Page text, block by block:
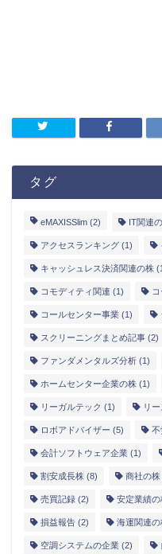
タグ
eMAXISSlim (2) IT関連
アクセスランキング (1)
キャッシュレス決済関連の株
コモディティ関連 (1)
コールセンター事業 (1)
スクリーニングまとめ記事 (2)
ファンダメンタルズ分析 (1)
ホームセンター企業の株 (1)
リーガルテック (1) リ
ロボアドバイザー (5) 不
会計ソフトウェア企業 (1)
割安成長株 (8) 商社の株
売買記録 (2) 安定業績の
損益報告 (2) 海運関連の
空調システムの企業 (2)